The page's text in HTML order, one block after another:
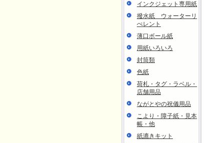
インクジェット専用紙
撥水紙 ウォーターリ
ぺレント
薄口ボール紙
用紙いろいろ
封筒類
色紙
荷札・タグ・ラベル・
店舗用品
ながとやの祝儀用品
こより・障子紙・見本
帳・他
紙漉きキット